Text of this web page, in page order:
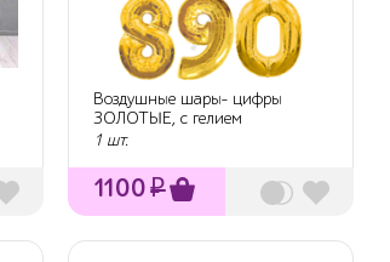
Воздушные шары- цифры
ЗОЛОТЫЕ, с гелием
1 шт.
1100₽